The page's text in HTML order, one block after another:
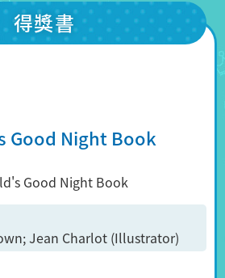
得獎書
Good Night Book
Jean Charlot (Illustrator)